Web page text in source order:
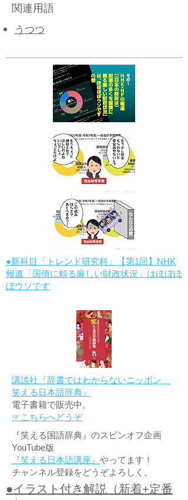
関連用語
うつつ
●新科目「トレンド研究科」【第1回】NHK
報道「国債に頼る厳しい財政状況」はほぼほ
ぼウソです
講談社『辞書ではわからないニッポン
笑える日本語辞典』
電子書籍で販売中。
☞こちらへどうぞ
『笑える国語辞典』のスピンオフ企画
YouTube版
『笑える日本語講座』 やってます！
チャンネル登録をどうぞよろしく。
●イラスト付き解説（新着+定番